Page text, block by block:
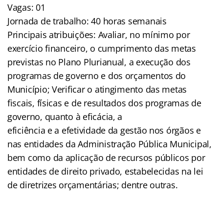
Vagas: 01
Jornada de trabalho: 40 horas semanais
Principais atribuições: Avaliar, no mínimo por
exercício financeiro, o cumprimento das metas
previstas no Plano Plurianual, a execução dos
programas de governo e dos orçamentos do
Município; Verificar o atingimento das metas
fiscais, físicas e de resultados dos programas de
governo, quanto à eficácia, a
eficiência e a efetividade da gestão nos órgãos e
nas entidades da Administração Pública Municipal,
bem como da aplicação de recursos públicos por
entidades de direito privado, estabelecidas na lei
de diretrizes orçamentárias; dentre outras.